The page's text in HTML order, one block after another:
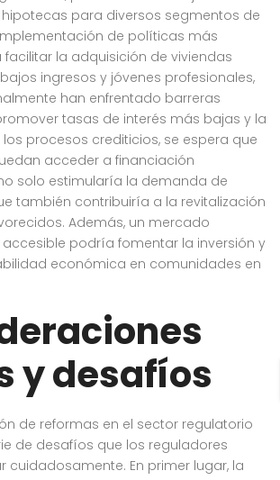
para diversos segmentos de
de políticas más
la adquisición de viviendas
ingresos y jóvenes profesionales,
han enfrentado barreras
tasas de interés más bajas y la
procesos crediticios, se espera que
acceder a financiación
solo estimularía la demanda de
también contribuiría a la revitalización
Además, un mercado
podría fomentar la inversión y
económica en comunidades en
y desafíos
de reformas en el sector regulatorio
de desafíos que los reguladores
cuidadosamente. En primer lugar, la